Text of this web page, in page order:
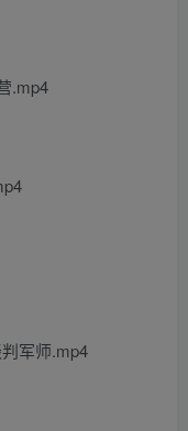
.mp4
军师.mp4